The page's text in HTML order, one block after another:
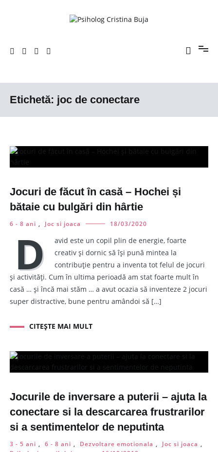
Etichetă: joc de conectare
Jocuri de făcut în casă – Hochei și
bătaie cu bulgări din hârtie
6 - 8 ani , Joc si joaca 18/03/2020
D
avid este un copil plin de energie, foarte
creativ și dornic să își pună mintea la
contribuție pentru a inventa tot felul de jocuri
și activități. Cum în ultima perioadă am stat foarte mult în
casă … și încă mai stăm … a avut ocazia să inventeze 2 jocuri
super distractive, bune pentru amândoi să […]
CITEȘTE MAI MULT
Jocurile de inversare a puterii – ajuta la
conectare si la descarcarea frustrarilor
si a sentimentelor de neputinta
3 - 5 ani , 6 - 8 ani , Dezvoltare emotionala , Joc si joaca ,